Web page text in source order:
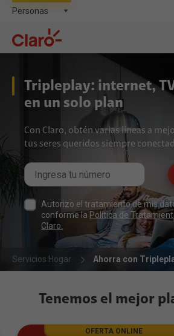
Tripleplay: internet,
en un solo plan
Con Claro, obtén varias líneas a
tus seres queridos siempre
Autorizo el tratamiento de mis
conforme la Política de
Claro.
Servicios Hogar Ahorra con
Tenemos el mejor
OFERTA ONLINE